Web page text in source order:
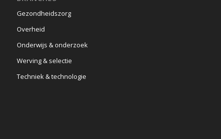
Gezondheidszorg
Overheid
Onderwijs & onderzoek
Werving & selectie
Techniek & technologie